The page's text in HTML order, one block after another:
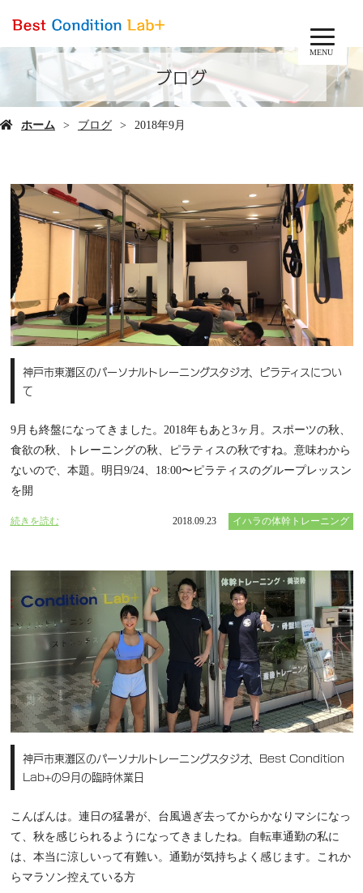
MENU
ブログ
ホーム ブログ 2018年9月
神戸市東灘区のパーソナルトレーニングスタジオ、ピラティスについ
て
9月も終盤になってきました。2018年もあと3ヶ月。スポーツの秋、
食欲の秋、トレーニングの秋、ピラティスの秋ですね。意味わから
ないので、本題。明日9/24、18:00〜ピラティスのグループレッスン
を開
続きを読む 2018.09.23 イハラの体幹トレーニング
神戸市東灘区のパーソナルトレーニングスタジオ、Best Condition
Lab+の9月の臨時休業日
こんばんは。連日の猛暑が、台風過ぎ去ってからかなりマシになっ
て、秋を感じられるようになってきましたね。自転車通勤の私に
は、本当に涼しいって有難い。通勤が気持ちよく感じます。これか
らマラソン控えている方